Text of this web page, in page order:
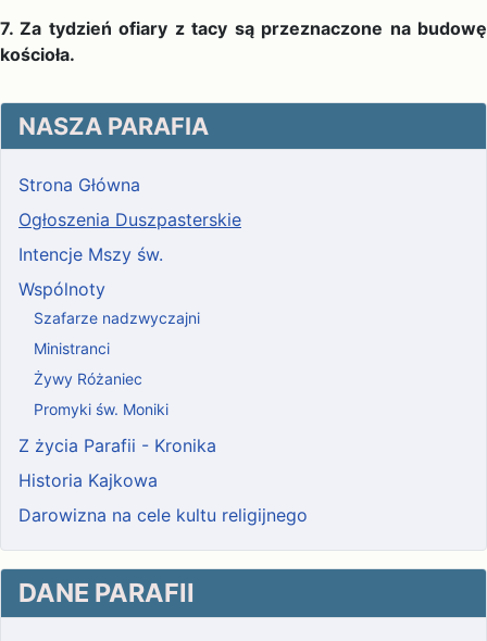
7.Za tydzień ofiary z tacy są przeznaczone na budowę
kościoła.
NASZA PARAFIA
Strona Główna
Ogłoszenia Duszpasterskie
Intencje Mszy św.
Wspólnoty
Szafarze nadzwyczajni
Ministranci
Żywy Różaniec
Promyki św. Moniki
Z życia Parafii - Kronika
Historia Kajkowa
Darowizna na cele kultu religijnego
DANE PARAFII